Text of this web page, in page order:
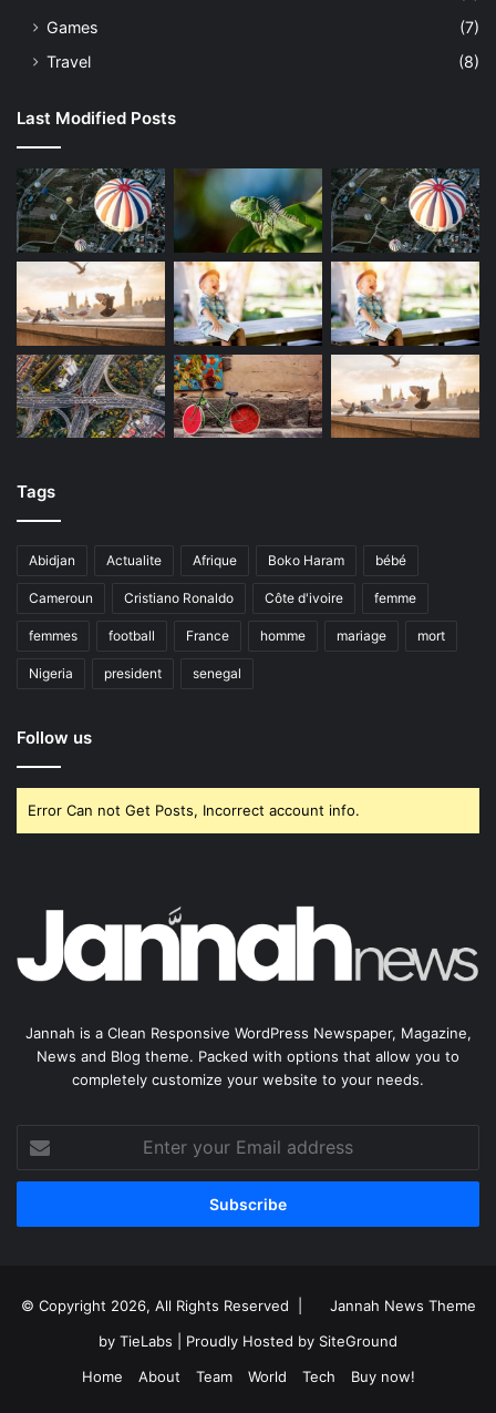
Games
(7)
Travel
(8)
Last Modified Posts
Tags
Abidjan Actualite Afrique Boko Haram bébé
Cameroun Cristiano Ronaldo Côte d'ivoire femme
femmes football France homme mariage mort
Nigeria president senegal
Follow us
Error Can not Get Posts, Incorrect account info.
Jannah is a Clean Responsive WordPress Newspaper, Magazine,
News and Blog theme. Packed with options that allow you to
completely customize your website to your needs.
your
Email
© Copyright 2026, All Rights Reserved |
Jannah News Theme
by TieLabs | Proudly Hosted by SiteGround
Home
About Team World Tech Buy now!